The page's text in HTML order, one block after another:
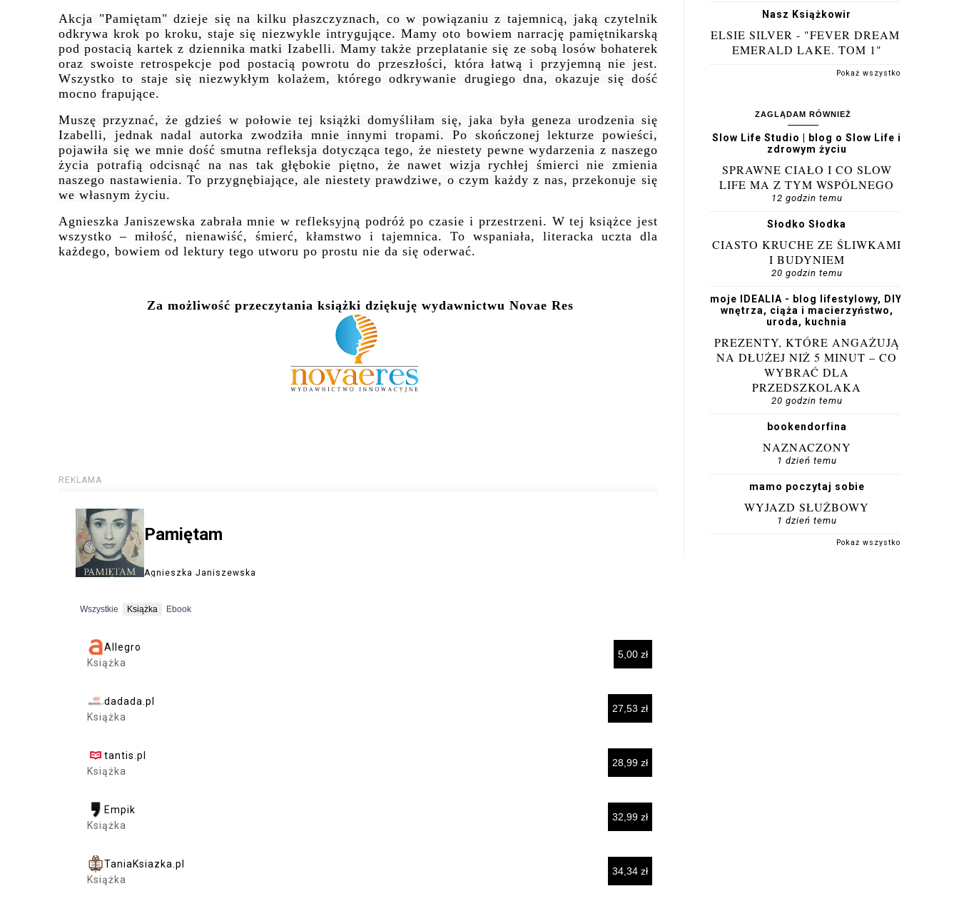
Akcja "Pamiętam" dzieje się na kilku płaszczyznach, co w powiązaniu z tajemnicą, jaką czytelnik
odkrywa krok po kroku, staje się niezwykle intrygujące. Mamy oto bowiem narrację pamiętnikarską
pod postacią kartek z dziennika matki Izabelli. Mamy także przeplatanie się ze sobą losów bohaterek
oraz swoiste retrospekcje pod postacią powrotu do przeszłości, która łatwą i przyjemną nie jest.
Wszystko to staje się niezwykłym kolażem, którego odkrywanie drugiego dna, okazuje się dość
mocno frapujące.
Muszę przyznać, że gdzieś w połowie tej książki domyśliłam się, jaka była geneza urodzenia się
Izabelli, jednak nadal autorka zwodziła mnie innymi tropami. Po skończonej lekturze powieści,
pojawiła się we mnie dość smutna refleksja dotycząca tego, że niestety pewne wydarzenia z naszego
życia potrafią odcisnąć na nas tak głębokie piętno, że nawet wizja rychłej śmierci nie zmienia
naszego nastawienia. To przygnębiające, ale niestety prawdziwe, o czym każdy z nas, przekonuje się
we własnym życiu.
Agnieszka Janiszewska zabrała mnie w refleksyjną podróż po czasie i przestrzeni. W tej książce jest
wszystko – miłość, nienawiść, śmierć, kłamstwo i tajemnica. To wspaniała, literacka uczta dla
każdego, bowiem od lektury tego utworu po prostu nie da się oderwać.
Za możliwość przeczytania książki dziękuję wydawnictwu Novae Res
Nasz Książkowir
ELSIE SILVER - "FEVER DREAM.
EMERALD LAKE. TOM 1"
Pokaż wszystko
ZAGLĄDAM RÓWNIEŻ
Slow Life Studio | blog o Slow Life i
zdrowym życiu
SPRAWNE CIAŁO I CO SLOW
LIFE MA Z TYM WSPÓLNEGO
12 godzin temu
Słodko Słodka
CIASTO KRUCHE ZE ŚLIWKAMI
I BUDYNIEM
20 godzin temu
moje IDEALIA - blog lifestylowy, DIY,
wnętrza, ciąża i macierzyństwo,
uroda, kuchnia
PREZENTY, KTÓRE ANGAŻUJĄ
NA DŁUŻEJ NIŻ 5 MINUT – CO
WYBRAĆ DLA
PRZEDSZKOLAKA
20 godzin temu
bookendorfina
NAZNACZONY
1 dzień temu
mamo poczytaj sobie
WYJAZD SŁUŻBOWY
1 dzień temu
Pokaż wszystko